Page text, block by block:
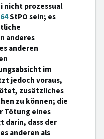
nicht prozessual
StPO sein; es
anderes
anderen
im
jedoch voraus,
zusätzliches
zu können; die
Tötung eines
darin, dass der
anderen als